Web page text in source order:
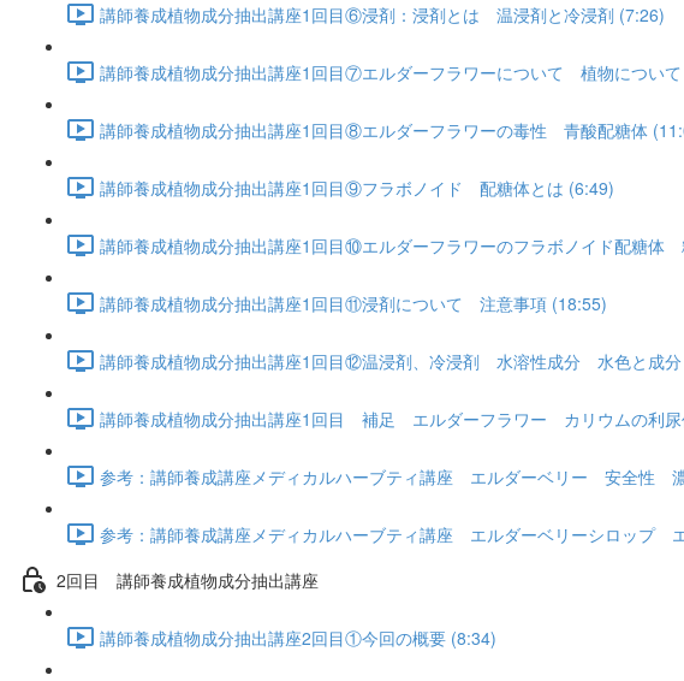
講師養成植物成分抽出講座1回目⑥浸剤：浸剤とは 温浸剤と冷浸剤 (7:26)
講師養成植物成分抽出講座1回目⑦エルダーフラワーについて 植物につ
講師養成植物成分抽出講座1回目⑧エルダーフラワーの毒性 青酸配糖体
講師養成植物成分抽出講座1回目⑨フラボノイド 配糖体とは (6:49)
講師養成植物成分抽出講座1回目⑩エルダーフラワーのフラボノイド配糖
講師養成植物成分抽出講座1回目⑪浸剤について 注意事項 (18:55)
講師養成植物成分抽出講座1回目⑫温浸剤、冷浸剤 水溶性成分 水色と成
講師養成植物成分抽出講座1回目 補足 エルダーフラワー カリウムの利尿
参考：講師養成講座メディカルハーブティ講座 エルダーベリー 安全性
参考：講師養成講座メディカルハーブティ講座 エルダーベリーシロップ
2回目 講師養成植物成分抽出講座
講師養成植物成分抽出講座2回目①今回の概要 (8:34)